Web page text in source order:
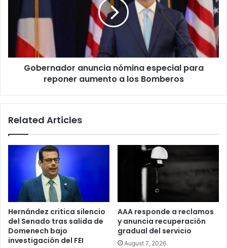
reponer
aumento
los
Bomberos
Gobernador anuncia nómina especial para
reponer aumento a los Bomberos
Related Articles
Hernández critica silencio
del Senado tras salida de
Domenech bajo
investigación del FEI
AAA responde a reclamos
y anuncia recuperación
gradual del servicio
August 7, 2026